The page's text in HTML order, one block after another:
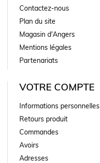
Contactez-nous
Plan du site
Magasin d'Angers
Mentions légales
Partenariats
VOTRE COMPTE
Informations personnelles
Retours produit
Commandes
Avoirs
Adresses